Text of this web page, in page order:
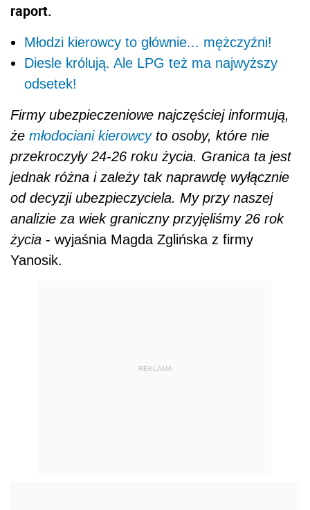
raport.
Młodzi kierowcy to głównie... mężczyźni!
Diesle królują. Ale LPG też ma najwyższy
odsetek!
Firmy ubezpieczeniowe najczęściej informują,
że młodociani kierowcyto osoby, które nie
przekroczyły 24-26 roku życia. Granica ta jest
jednak różna i zależy tak naprawdę wyłącznie
od decyzji ubezpieczyciela. My przy naszej
analizie za wiek graniczny przyjęliśmy 26 rok
życia - wyjaśnia Magda Zglińska z firmy
Yanosik.
REKLAMA